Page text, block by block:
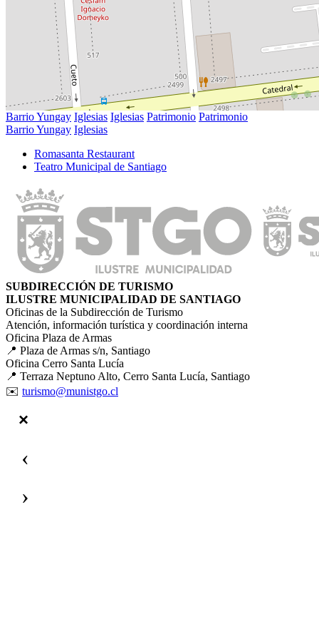
Barrio Yungay Iglesias Iglesias Patrimonio Patrimonio
Barrio Yungay Iglesias
Romasanta Restaurant
Teatro Municipal de Santiago
SUBDIRECCIÓN DE TURISMO
ILUSTRE MUNICIPALIDAD DE SANTIAGO
Oficinas de la Subdirección de Turismo
Atención, información turística y coordinación interna
Oficina Plaza de Armas
📍 Plaza de Armas s/n, Santiago
Oficina Cerro Santa Lucía
📍 Terraza Neptuno Alto, Cerro Santa Lucía, Santiago
✉️ turismo@munistgo.cl
‹
›